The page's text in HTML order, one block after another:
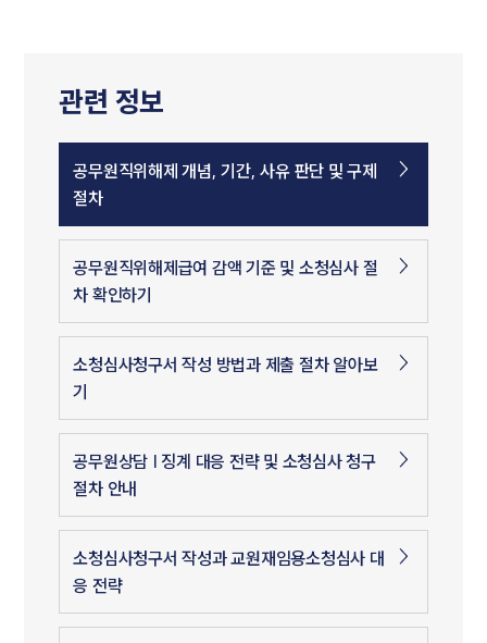
관련 정보
공무원직위해제 개념, 기간, 사유 판단 및 구제
절차
공무원직위해제급여 감액 기준 및 소청심사 절
차 확인하기
소청심사청구서 작성 방법과 제출 절차 알아보
기
공무원상담 | 징계 대응 전략 및 소청심사 청구
절차 안내
소청심사청구서 작성과 교원재임용소청심사 대
응 전략